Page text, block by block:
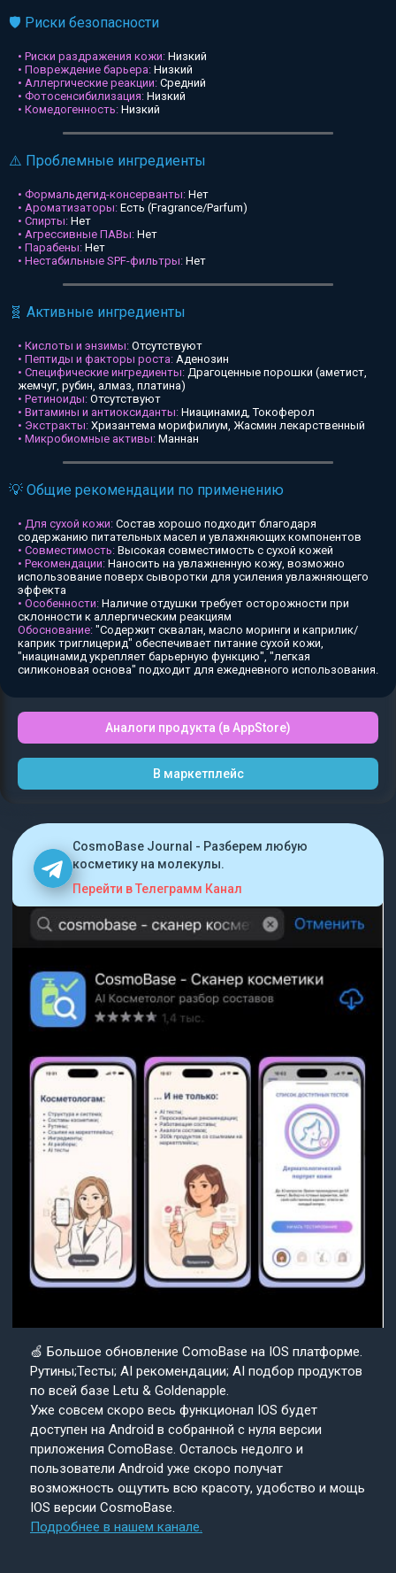
🛡️ Риски безопасности
• Риски раздражения кожи: Низкий
• Повреждение барьера: Низкий
• Аллергические реакции: Средний
• Фотосенсибилизация: Низкий
• Комедогенность: Низкий
⚠️ Проблемные ингредиенты
• Формальдегид-консерванты: Нет
• Ароматизаторы: Есть (Fragrance/Parfum)
• Спирты: Нет
• Агрессивные ПАВы: Нет
• Парабены: Нет
• Нестабильные SPF-фильтры: Нет
🧬 Активные ингредиенты
• Кислоты и энзимы: Отсутствуют
• Пептиды и факторы роста: Аденозин
• Специфические ингредиенты: Драгоценные порошки (аметист,
жемчуг, рубин, алмаз, платина)
• Ретиноиды: Отсутствуют
• Витамины и антиоксиданты: Ниацинамид, Токоферол
• Экстракты: Хризантема морифилиум, Жасмин лекарственный
• Микробиомные активы: Маннан
💡 Общие рекомендации по применению
• Для сухой кожи: Состав хорошо подходит благодаря
содержанию питательных масел и увлажняющих компонентов
• Совместимость: Высокая совместимость с сухой кожей
• Рекомендации: Наносить на увлажненную кожу, возможно
использование поверх сыворотки для усиления увлажняющего
эффекта
• Особенности: Наличие отдушки требует осторожности при
склонности к аллергическим реакциям
Обоснование: "Содержит сквалан, масло моринги и каприлик/
каприк триглицерид" обеспечивает питание сухой кожи,
"ниацинамид укрепляет барьерную функцию", "легкая
силиконовая основа" подходит для ежедневного использования.
Аналоги продукта (в AppStore)
В маркетплейс
CosmoBase Journal - Разберем любую
косметику на молекулы.
Перейти в Телеграмм Канал
🍏 Большое обновление ComoBase на IOS платформе.
Рутины;Тесты; AI рекомендации; AI подбор продуктов
по всей базе Letu & Goldenapple.
Уже совсем скоро весь функционал IOS будет
доступен на Android в собранной с нуля версии
приложения ComoBase. Осталось недолго и
пользователи Android уже скоро получат
возможность ощутить всю красоту, удобство и мощь
IOS версии CosmoBase.
Подробнее в нашем канале.